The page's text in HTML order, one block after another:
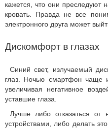
кажется, что они
кровать. Правда не все
электронного друга может
Дискомфорт в глазах
Синий свет, излучаемый
глаз. Ночью смартфон чаще
увеличивая негативное
уставшие глаза.
Лучше либо отказаться от
устройствами, либо делать